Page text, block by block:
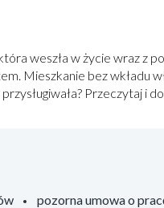
weszła w życie wraz z
Mieszkanie bez wkładu
Przeczytaj i
pozorna umowa o